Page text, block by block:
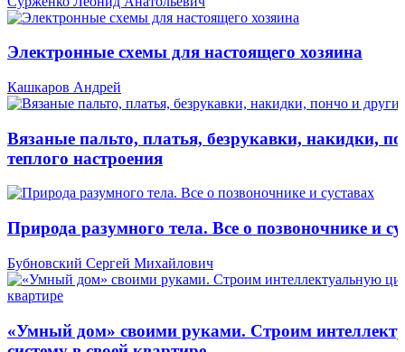
Электронные схемы для настоящего хозяина
Кашкаров Андрей
Вязаные пальто, платья, безрукавки, накидки,
теплого настроения
Природа разумного тела. Все о позвоночнике и
Бубновский Сергей Михайлович
«Умный дом» своими руками. Строим